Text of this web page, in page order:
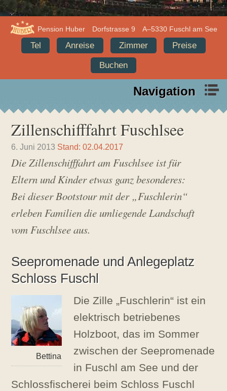
Info
Pension
Huber
Adresse,
Anschrift,
Quick
Pension Huber Dorfstrasse 9 A–5330 Fuschl am See
Tel Anreise Zimmer
Preise
Buchen
Navigation
Zillenschifffahrt Fuschlsee
U
d
t
:
.
p
l
2
0
B
t
i
a
u
e
6. Juni 2013 Stand: 02.04.2017
Die Zillenschifffahrt am Fuschlsee ist für
Eltern und Kinder etwas ganz besonderes:
Bei dieser Bootstour mit der „Fuschlerin“
erleben Familien die umliegende Landschaft
vom Fuschlsee aus.
Seepromenade und Anlegeplatz
Schloss Fuschl
Bettina
Die Zille „Fuschlerin“ ist ein
elektrisch betriebenes
Holzboot, das im Sommer
zwischen der Seepromenade
in Fuschl am See und der
Schlossfischerei beim Schloss Fuschl